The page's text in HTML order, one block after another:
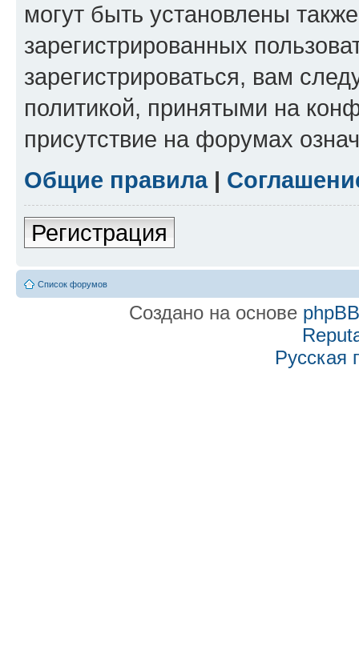
могут быть установлены
зарегистрированных
зарегистрироваться, вам
политикой, принятыми на
присутствие на форумах
Общие правила|
Регистрация
Список форумов
Создано на основе phpBB
Русская